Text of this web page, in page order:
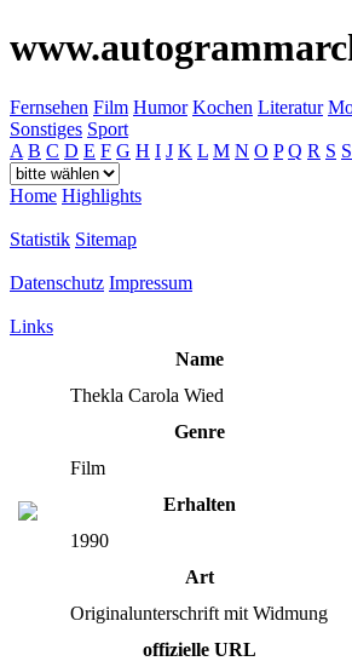
Fernsehen Film Humor Kochen Literatur
Sonstiges Sport
A B C D E F G H I J K L M N O P Q R S
Home Highlights
Statistik Sitemap
Datenschutz Impressum
Links
Name
Thekla Carola Wied
Genre
Film
Erhalten
1990
Art
Originalunterschrift mit Widmung
offizielle URL